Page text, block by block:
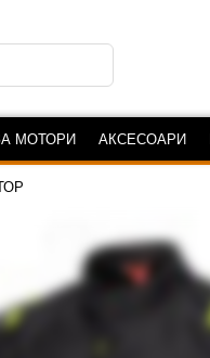
МОТОРИ АКСЕСОАРИ